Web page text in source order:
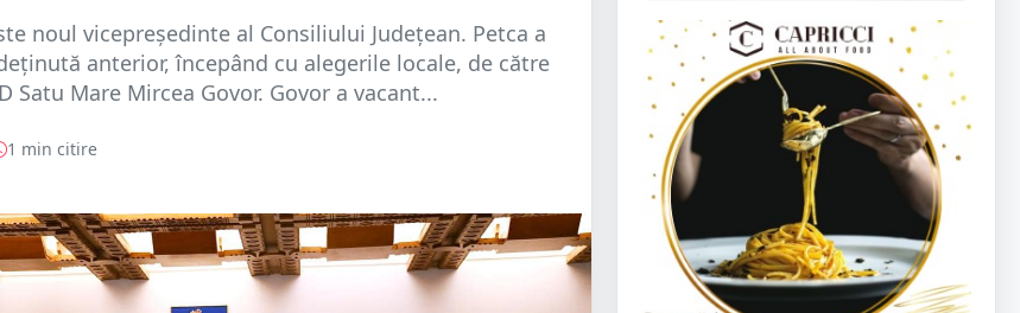
noul vicepreședinte al Consiliului Județean. Petca a
anterior, începând cu alegerile locale, de către
Satu Mare Mircea Govor. Govor a vacant...
1 min citire